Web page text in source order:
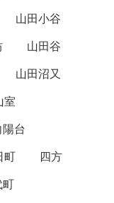
山田小谷
山田谷
山田沼又
室
台
町
四方
町